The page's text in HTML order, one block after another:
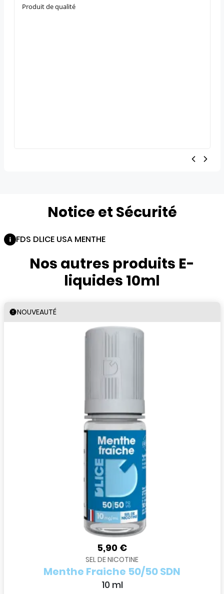
Produit de qualité
Notice et Sécurité
FDS DLICE USA MENTHE
Nos autres produits E-
liquides 10ml
NOUVEAUTÉ
5,90 €
SEL DE NICOTINE
Menthe Fraiche 50/50 SDN
10 ml